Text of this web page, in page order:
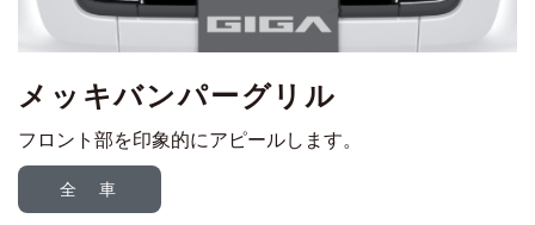
メッキバンパーグリル
フロント部を印象的にアピールします。
全 車